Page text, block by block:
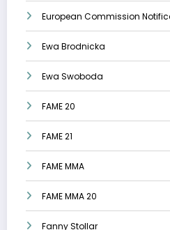
European Commission
Ewa Brodnicka
Ewa Swoboda
FAME 20
FAME 21
FAME MMA
FAME MMA 20
Fanny Stollar